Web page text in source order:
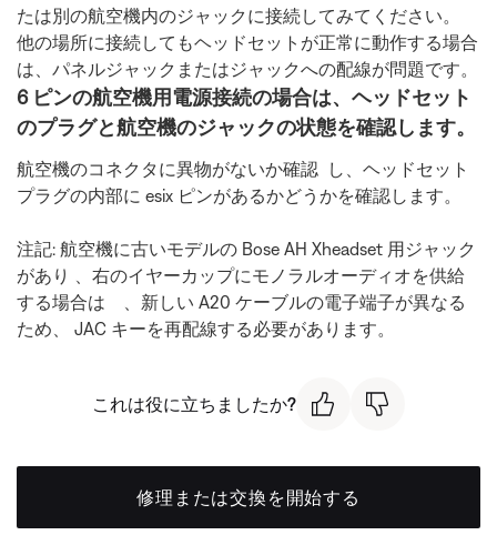
たは別の航空機内のジャックに接続してみてください。
他の場所に接続してもヘッドセットが正常に動作する場合
は、パネルジャックまたはジャックへの配線が問題です。
6 ピンの航空機用電源接続の場合は、ヘッドセット
のプラグと航空機のジャックの状態を確認します。
航空機のコネクタに異物がないか確認 し、ヘッドセット
プラグの内部に esix ピンがあるかどうかを確認します。
注記: 航空機に古いモデルの Bose AH Xheadset 用ジャック
があり 、右のイヤーカップにモノラルオーディオを供給
する場合は 、新しい A20 ケーブルの電子端子が異なる
ため、 JAC キーを再配線する必要があります。
これは役に立ちましたか?
修理または交換を開始する